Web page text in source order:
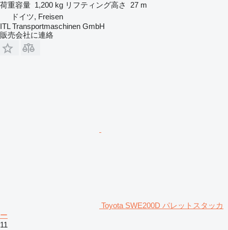
荷重容量 1,200 kg リフティング高さ
27 m
ドイツ, Freisen
ITL Transportmaschinen GmbH
販売会社に連絡
Toyota SWE200D パレットスタッカ
ー
11